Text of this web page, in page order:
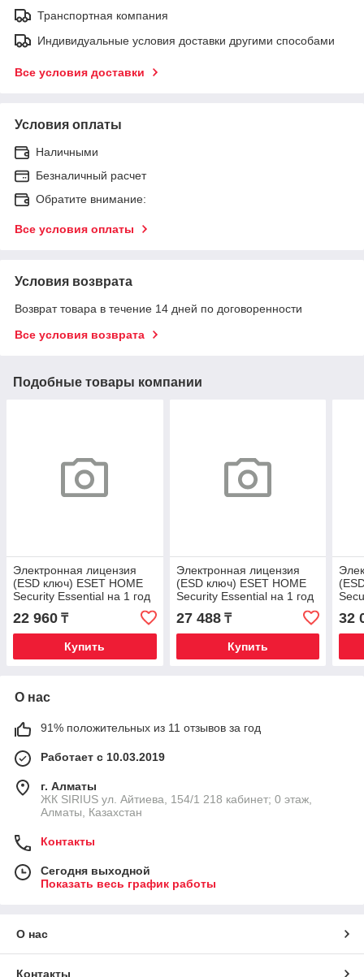
Транспортная компания
Индивидуальные условия доставки другими способами
Все условия доставки
Условия оплаты
Наличными
Безналичный расчет
Обратите внимание:
Все условия оплаты
Условия возврата
Возврат товара в течение 14 дней по договоренности
Все условия возврата
Подобные товары компании
Электронная лицензия
(ESD ключ) ESET HOME
Security Essential на 1 год
22 960 ₸
Купить
Электронная лицензия
(ESD ключ) ESET HOME
Security Essential на 1 год
27 488₸
Купить
32
О нас
91% положительных из 11 отзывов за год
Работает с 10.03.2019
г. Алматы
​ЖК SIRIUS​ ул. Айтиева, 154/1​ 218 кабинет; 0 этаж,
Алматы, Казахстан
Контакты
Сегодня выходной
Показать весь график работы
О нас
Контакты